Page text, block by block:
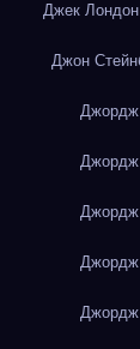
Джек
Джон